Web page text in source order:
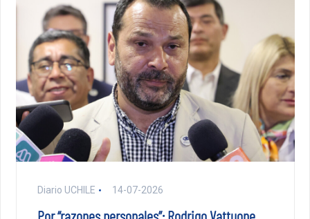
Diario UCHILE 14-07-2026